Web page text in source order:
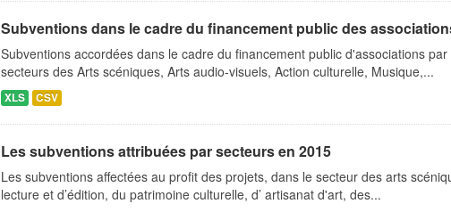
Subventions dans le cadre du financement public des
Subventions accordées dans le cadre du financement public d'associations
secteurs des Arts scéniques, Arts audio-visuels, Action culturelle, Musique,...
XLS CSV
Les subventions attribuées par secteurs en 2015
Les subventions affectées au profit des projets, dans le secteur des arts
lecture et d’édition, du patrimoine culturelle, d’ artisanat d'art, des...